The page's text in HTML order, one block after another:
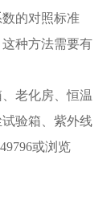
的对照标准
种方法需要有
老化房、恒温
验箱、紫外线
或浏览